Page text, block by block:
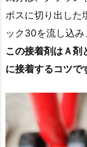
ボスに切り出した
ック30を流し込み
この接着剤はＡ
に接着するコツで